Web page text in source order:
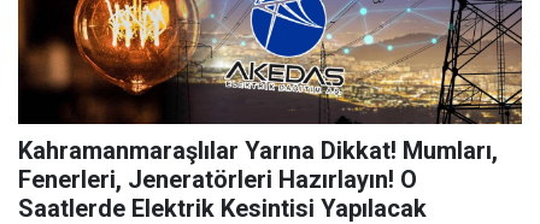
Kahramanmaraşlılar Yarına Dikkat! Mumları,
Fenerleri, Jeneratörleri Hazırlayın! O
Saatlerde Elektrik Kesintisi Yapılacak